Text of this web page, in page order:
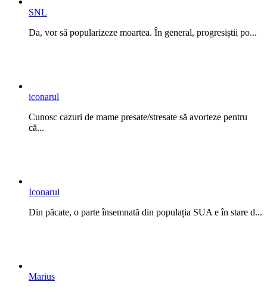
SNL
Da, vor să popularizeze moartea. În general, progresiștii po...
iconarul
Cunosc cazuri de mame presate/stresate să avorteze pentru
că...
Iconarul
Din păcate, o parte însemnată din populația SUA e în stare d...
Marius